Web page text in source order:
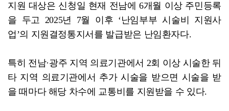
지원 대상은 신청일 현재 전남에 6개월 이상 주민등록
을 두고 2025년 7월 이후 ‘난임부부 시술비 지원사
업’의 지원결정통지서를 발급받은 난임환자다.
특히 전남·광주 지역 의료기관에서 2회 이상 시술한 뒤
타 지역 의료기관에서 추가 시술을 받으면 시술을 받
을 때마다 해당 차수에 교통비를 지원받을 수 있다.